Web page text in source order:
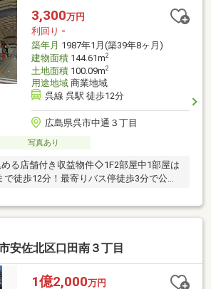
3,300万円
利回り -
築年月 1987年1月(築39年8ヶ月)
建物面積144.61m2
土地面積100.09m2
用途地域商業地域
呉線 呉駅 徒歩12分
広島県呉市中通３丁目
写真あり
る店舗付き収益物件◇1F2部屋中1部屋は
徒歩12分！最寄りバス停徒歩3分で公共
安佐北区口田南３丁目
1億2,000万円